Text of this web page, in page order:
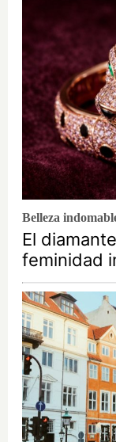
Belleza
El
feminidad